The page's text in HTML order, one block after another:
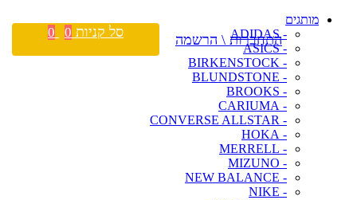
מותגים
- ADIDAS
- ASICS
- BIRKENSTOCK
- BLUNDSTONE
- BROOKS
- CARIUMA
- CONVERSE ALLSTAR
- HOKA
- MERRELL
- MIZUNO
- NEW BALANCE
- NIKE
התחברות \ הרשמה סל קניות 0
0